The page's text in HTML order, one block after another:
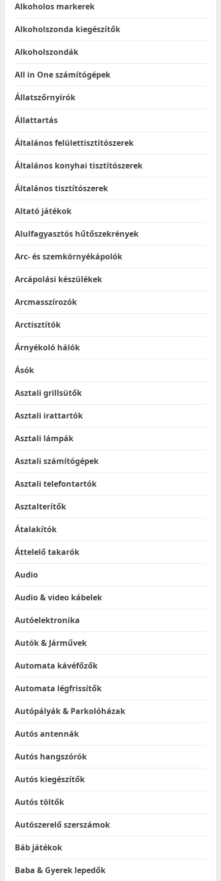
Alkoholos markerek
Alkoholszonda kiegészítők
Alkoholszondák
All in One számítógépek
Állatszőrnyírók
Állattartás
Általános felülettisztítószerek
Általános konyhai tisztítószerek
Általános tisztítószerek
Altató játékok
Alulfagyasztós hűtőszekrények
Arc- és szemkörnyékápolók
Arcápolási készülékek
Arcmasszírozók
Arctisztítók
Árnyékoló hálók
Ásók
Asztali grillsütők
Asztali irattartók
Asztali lámpák
Asztali számítógépek
Asztali telefontartók
Asztalterítők
Átalakítók
Áttelelő takarók
Audio
Audio & video kábelek
Autóelektronika
Autók & Járművek
Automata kávéfőzők
Automata légfrissítők
Autópályák & Parkolóházak
Autós antennák
Autós hangszórók
Autós kiegészítők
Autós töltők
Autószerelő szerszámok
Báb játékok
Baba & Gyerek lepedők